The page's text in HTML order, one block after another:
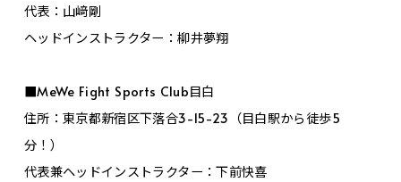
代表：山﨑剛
ヘッドインストラクター：柳井夢翔
■MeWe Fight Sports Club目白
住所：東京都新宿区下落合3-15-23（目白駅から徒歩5
分！）
代表兼ヘッドインストラクター：下前快喜